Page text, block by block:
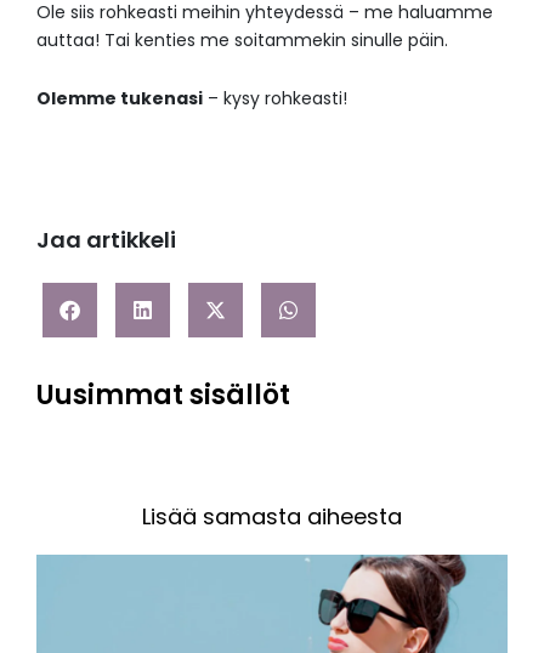
Ole siis rohkeasti meihin yhteydessä – me haluamme
auttaa! Tai kenties me soitammekin sinulle päin.
Olemme tukenasi – kysy rohkeasti!
Jaa artikkeli
Uusimmat sisällöt
Lisää samasta aiheesta